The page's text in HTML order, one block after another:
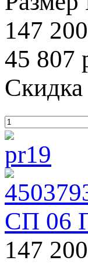
147
45 807
Скидка
СП 06
147